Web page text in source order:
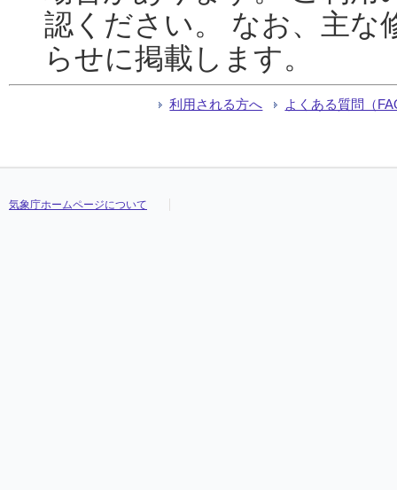
認ください。 なお、主な
らせに掲載します。
利用される方へ よくある質問（
気象庁ホームページについて